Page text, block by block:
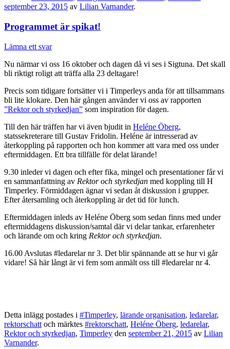
september 23, 2015 av Lilian Varnander.
Programmet är spikat!
Lämna ett svar
Nu närmar vi oss 16 oktober och dagen då vi ses i Sigtuna. Det skall
bli riktigt roligt att träffa alla 23 deltagare!
Precis som tidigare fortsätter vi i Timperleys anda för att tillsammans
bli lite klokare. Den här gången använder vi oss av rapporten
”Rektor och styrkedjan” som inspiration för dagen.
Till den här träffen har vi även bjudit in Heléne Öberg,
statssekreterare till Gustav Fridolin. Heléne är intresserad av
återkoppling på rapporten och hon kommer att vara med oss under
eftermiddagen. Ett bra tillfälle för delat lärande!
9.30 inleder vi dagen och efter fika, mingel och presentationer får vi
en sammanfattning av Rektor och styrkedjan med koppling till H
Timperley. Förmiddagen ägnar vi sedan åt diskussion i grupper.
Efter återsamling och återkoppling är det tid för lunch.
Eftermiddagen inleds av Heléne Öberg som sedan finns med under
eftermiddagens diskussion/samtal där vi delar tankar, erfarenheter
och lärande om och kring Rektor och styrkedjan.
16.00 Avslutas #ledarelar nr 3. Det blir spännande att se hur vi går
vidare! Så här långt är vi fem som anmält oss till #ledarelar nr 4.
Detta inlägg postades i #Timperley, lärande organisation, ledarelar,
rektorschatt och märktes #rektorschatt, Heléne Öberg, ledarelar,
Rektor och styrkedjan, Timperley den september 21, 2015 av Lilian
Varnander.